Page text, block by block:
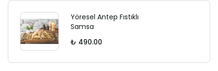
Yöresel Antep Fıstıklı
Samsa
₺ 490.00